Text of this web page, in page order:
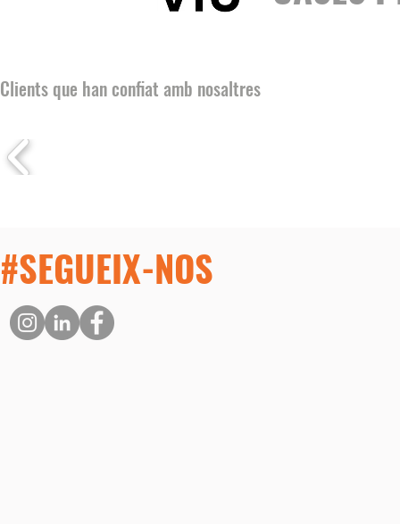
Clients que han confiat amb nosaltres
#SEGUEIX-NOS